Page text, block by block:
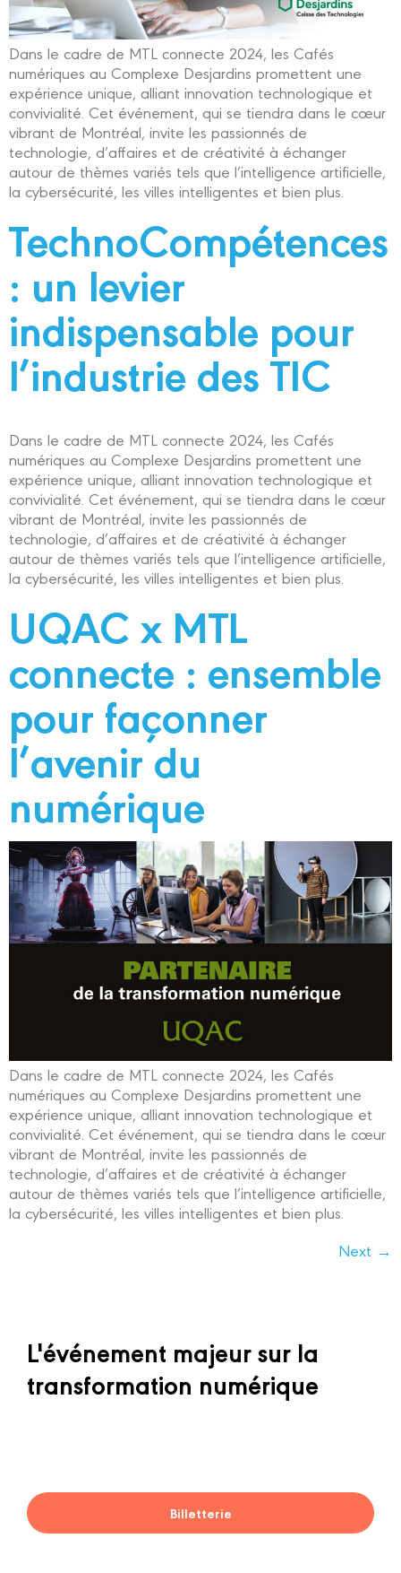
Dans le cadre de MTL connecte 2024, les Cafés
numériques au Complexe Desjardins promettent une
expérience unique, alliant innovation technologique et
convivialité. Cet événement, qui se tiendra dans le cœur
vibrant de Montréal, invite les passionnés de
technologie, d’affaires et de créativité à échanger
autour de thèmes variés tels que l’intelligence artificielle,
la cybersécurité, les villes intelligentes et bien plus.
TechnoCompétences
: un levier
indispensable pour
l’industrie des TIC
Dans le cadre de MTL connecte 2024, les Cafés
numériques au Complexe Desjardins promettent une
expérience unique, alliant innovation technologique et
convivialité. Cet événement, qui se tiendra dans le cœur
vibrant de Montréal, invite les passionnés de
technologie, d’affaires et de créativité à échanger
autour de thèmes variés tels que l’intelligence artificielle,
la cybersécurité, les villes intelligentes et bien plus.
UQAC x MTL
connecte : ensemble
pour façonner
l’avenir du
numérique
Dans le cadre de MTL connecte 2024, les Cafés
numériques au Complexe Desjardins promettent une
expérience unique, alliant innovation technologique et
convivialité. Cet événement, qui se tiendra dans le cœur
vibrant de Montréal, invite les passionnés de
technologie, d’affaires et de créativité à échanger
autour de thèmes variés tels que l’intelligence artificielle,
la cybersécurité, les villes intelligentes et bien plus.
Next →
L'événement majeur sur la
transformation numérique
Billetterie